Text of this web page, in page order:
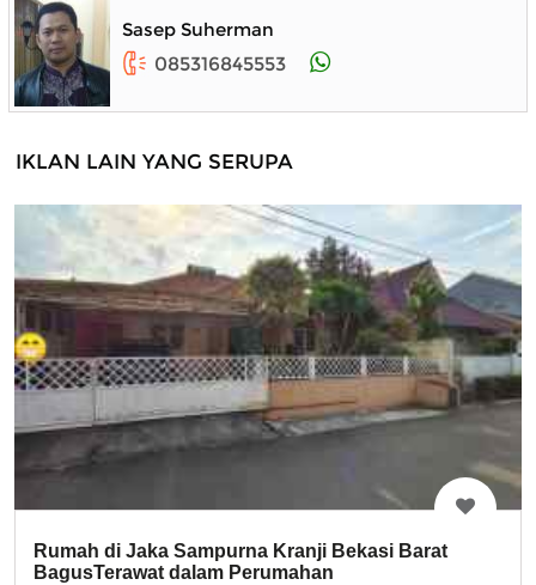
Sasep Suherman
085316845553
IKLAN LAIN YANG SERUPA
Rumah di Jaka Sampurna Kranji Bekasi Barat
BagusTerawat dalam Perumahan